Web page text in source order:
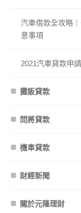
汽車借款全攻略
意事項
2021汽車貸款申
攤販貸款
問將貸款
機車貸款
財經新聞
關於元隆理財